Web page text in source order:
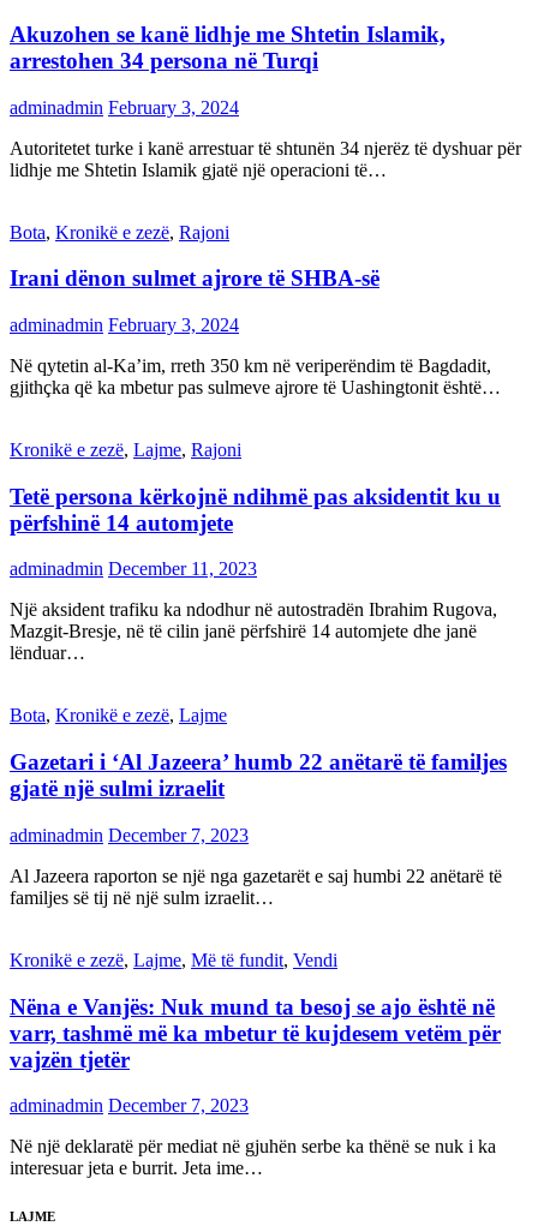
Akuzohen se kanë lidhje me Shtetin Islamik,
arrestohen 34 persona në Turqi
adminadmin February 3, 2024
Autoritetet turke i kanë arrestuar të shtunën 34 njerëz të dyshuar për
lidhje me Shtetin Islamik gjatë një operacioni të…
Bota, Kronikë e zezë, Rajoni
Irani dënon sulmet ajrore të SHBA-së
adminadmin February 3, 2024
Në qytetin al-Ka’im, rreth 350 km në veriperëndim të Bagdadit,
gjithçka që ka mbetur pas sulmeve ajrore të Uashingtonit është…
Kronikë e zezë, Lajme, Rajoni
Tetë persona kërkojnë ndihmë pas aksidentit ku u
përfshinë 14 automjete
adminadmin December 11, 2023
Një aksident trafiku ka ndodhur në autostradën Ibrahim Rugova,
Mazgit-Bresje, në të cilin janë përfshirë 14 automjete dhe janë
lënduar…
Bota, Kronikë e zezë, Lajme
Gazetari i ‘Al Jazeera’ humb 22 anëtarë të familjes
gjatë një sulmi izraelit
adminadmin December 7, 2023
Al Jazeera raporton se një nga gazetarët e saj humbi 22 anëtarë të
familjes së tij në një sulm izraelit…
Kronikë e zezë, Lajme, Më të fundit, Vendi
Nëna e Vanjës: Nuk mund ta besoj se ajo është në
varr, tashmë më ka mbetur të kujdesem vetëm për
vajzën tjetër
adminadmin December 7, 2023
Në një deklaratë për mediat në gjuhën serbe ka thënë se nuk i ka
interesuar jeta e burrit. Jeta ime…
LAJME